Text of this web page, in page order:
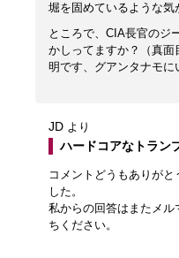
堀を固めているような気
ところで、CIA長官のジ
かしってますか？（真
明です、グアンタナモに
JD より
ハードコアなトラン
コメントどうもありが
した。
私からの回答はまたメ
ちください。